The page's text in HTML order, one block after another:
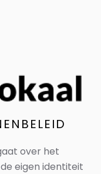
over het
eigen identiteit